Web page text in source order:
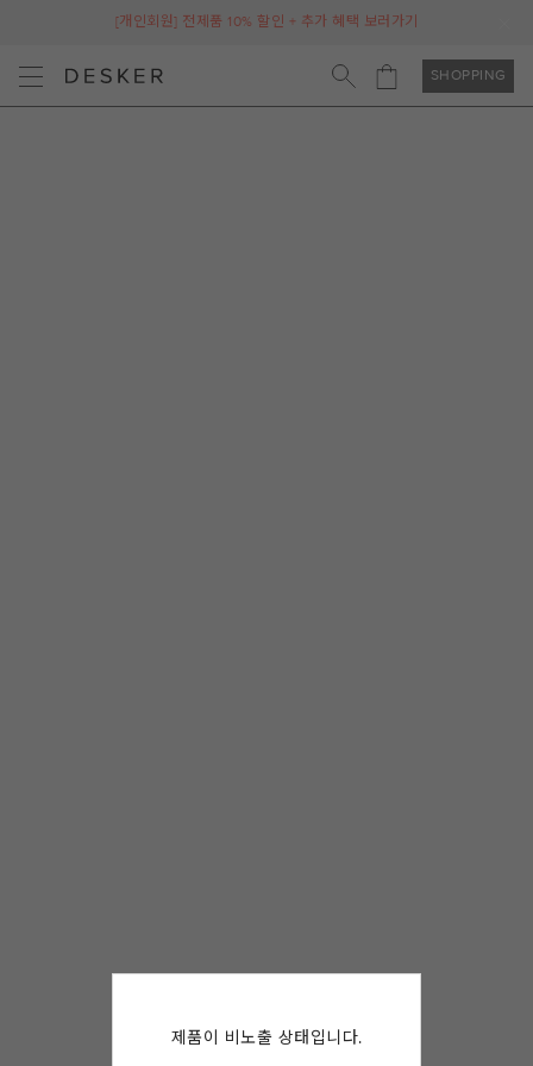
[개인회원] 전제품 10% 할인 + 추가 혜택 보러가기
SHOPPING
제품이 비노출 상태입니다.